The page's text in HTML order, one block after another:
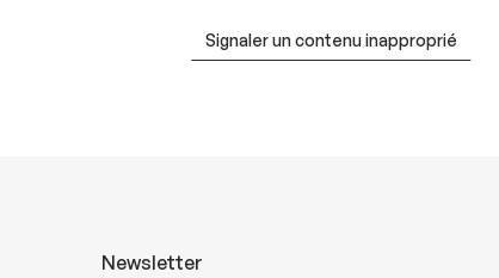
Signaler un contenu inapproprié
Newsletter